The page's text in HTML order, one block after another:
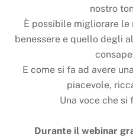
nostro
È possibile migliorare le
benessere e quello degli
E come si fa ad avere
piacevole,
Una voce che si
Durante il webinar